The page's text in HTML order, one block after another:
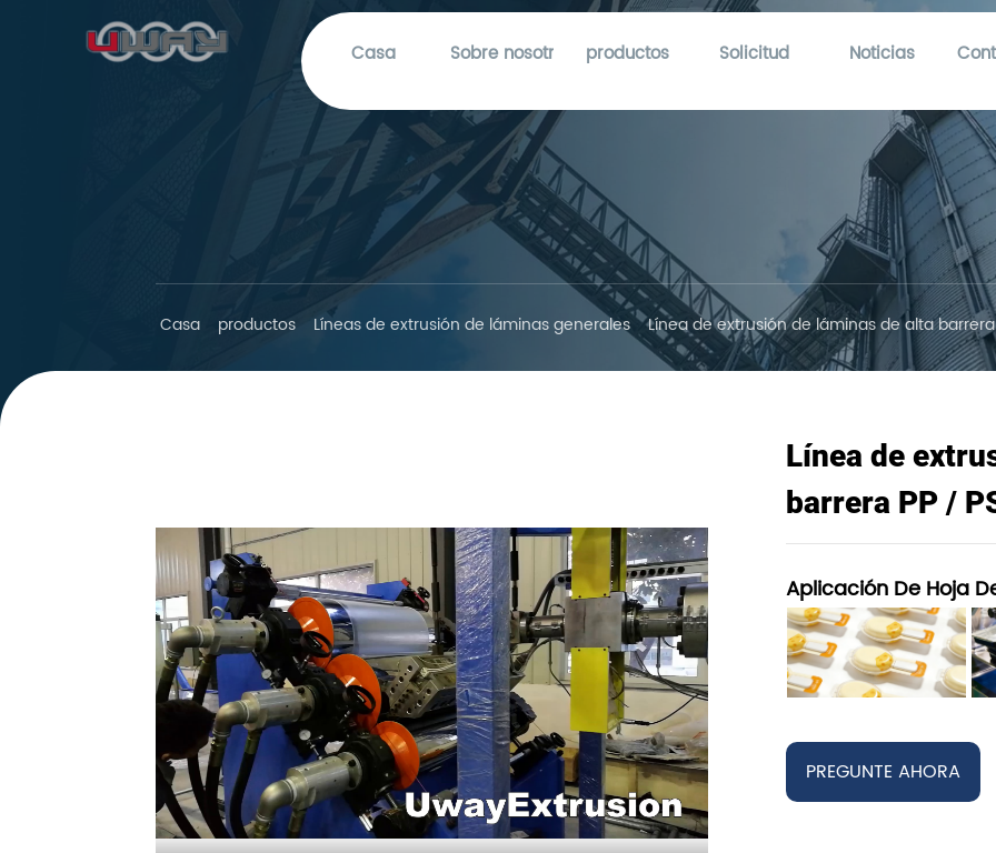
Casa Sobre nosotros productos Solicitud Noticias
Casa productos Líneas de extrusión de láminas generales Línea de extrusión de láminas de alta barrera
Línea de
barrera PP /
Aplicación De Hoja
PREGUNTE AHORA